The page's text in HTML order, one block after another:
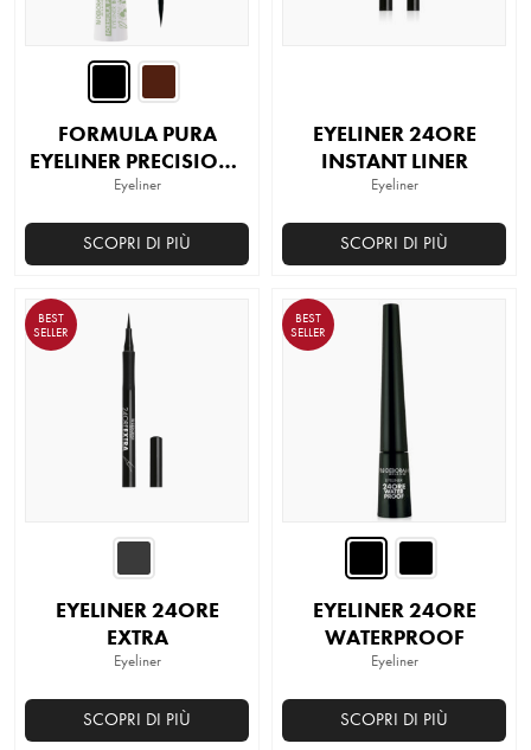
FORMULA PURA
EYELINER PRECISIONE
BIO
Eyeliner
SCOPRI DI PIÙ
del
prodotto
EYELINER 24ORE
INSTANT LINER
Eyeliner
SCOPRI DI PIÙ
BEST
SELLER
EYELINER 24ORE
EXTRA
Eyeliner
SCOPRI DI PIÙ
BEST
SELLER
EYELINER 24ORE
WATERPROOF
Eyeliner
SCOPRI DI PIÙ